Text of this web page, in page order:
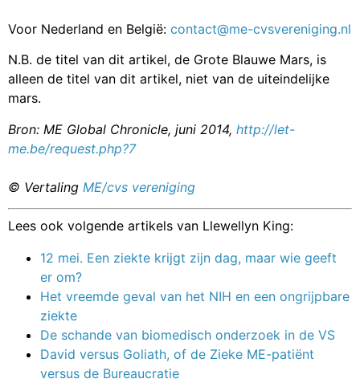
Voor Nederland en België: contact@me-cvsvereniging.nl
N.B. de titel van dit artikel, de Grote Blauwe Mars, is
alleen de titel van dit artikel, niet van de uiteindelijke
mars.
Bron: ME Global Chronicle, juni 2014, http://let-
me.be/request.php?7
© Vertaling ME/cvs vereniging
Lees ook volgende artikels van Llewellyn King:
12 mei. Een ziekte krijgt zijn dag, maar wie geeft
er om?
Het vreemde geval van het NIH en een ongrijpbare
ziekte
De schande van biomedisch onderzoek in de VS
David versus Goliath, of de Zieke ME-patiënt
versus de Bureaucratie